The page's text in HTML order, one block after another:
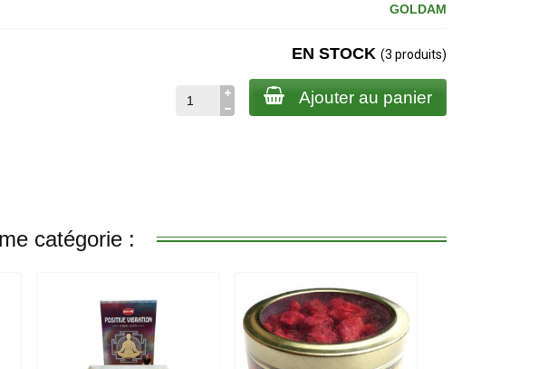
GOLDAM
EN STOCK (3 produits)
Ajouter au panier
catégorie :